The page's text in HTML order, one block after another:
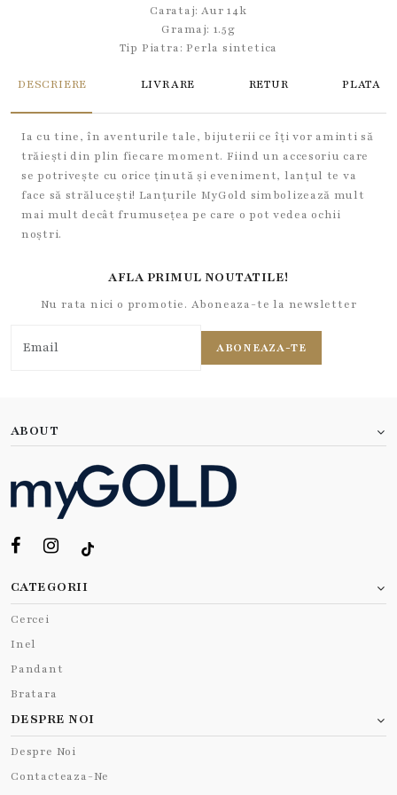
Carataj: Aur 14k
Gramaj: 1.5g
Tip Piatra:Perla sintetica
DESCRIERE LIVRARE RETUR PLATA
Ia cu tine, în aventurile tale, bijuterii ce îți vor aminti să
trăiești din plin fiecare moment. Fiind un accesoriu care
se potrivește cu orice ținută și eveniment, lanțul te va
face să strălucești! Lanțurile MyGold simbolizează mult
mai mult decât frumusețea pe care o pot vedea ochii
noștri.
AFLA PRIMUL NOUTATILE!
Nu rata nici o promotie. Aboneaza-te la newsletter
ABONEAZA-TE
ABOUT
CATEGORII
Cercei
Inel
Pandant
Bratara
DESPRE NOI
Despre Noi
Contacteaza-Ne